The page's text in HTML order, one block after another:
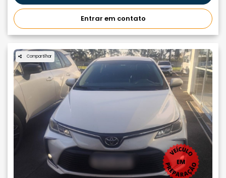
Entrar em contato
Compartilhar